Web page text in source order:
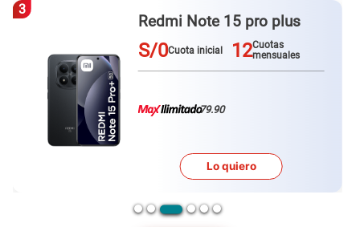
3
Redmi Note 15 pro plus
S/0Cuota inicial 12Cuotas
mensuales
79.90
Lo quiero